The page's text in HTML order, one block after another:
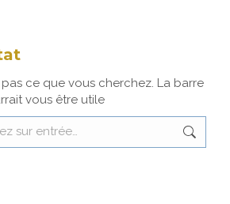
ce que vous cherchez. La barre
vous être utile